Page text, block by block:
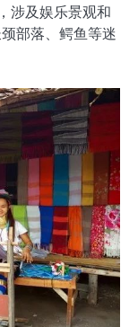
涉及娱乐景观和
部落、鳄鱼等迷